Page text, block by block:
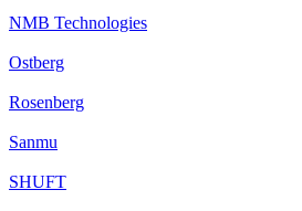
NMB Technologies
Ostberg
Rosenberg
Sanmu
SHUFT